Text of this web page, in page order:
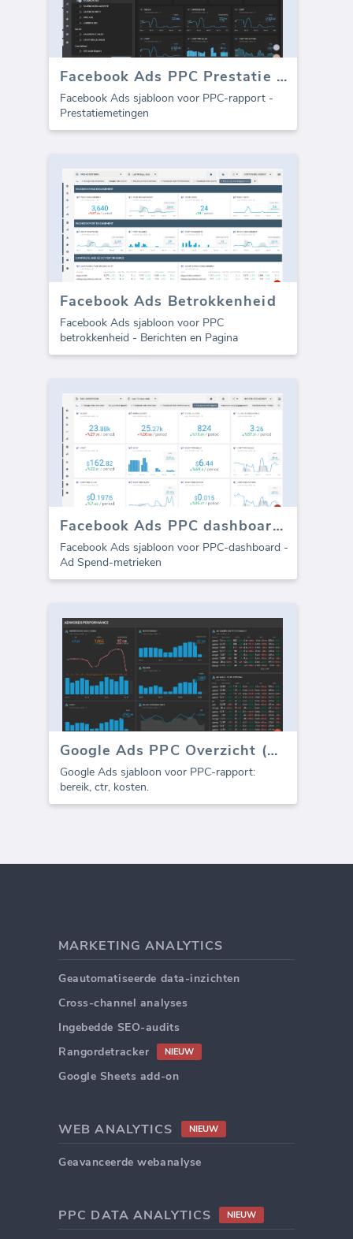
Facebook Ads PPC Prestatie sjabloon (Rapport)
Facebook Ads sjabloon voor PPC-rapport -
Prestatiemetingen
Facebook Ads Betrokkenheid
Facebook Ads sjabloon voor PPC
betrokkenheid - Berichten en Pagina
Facebook Ads PPC dashboard - Ad Spend
Facebook Ads sjabloon voor PPC-dashboard -
Ad Spend-metrieken
Google Ads PPC Overzicht (Rapport)
Google Ads sjabloon voor PPC-rapport:
bereik, ctr, kosten.
MARKETING ANALYTICS
Geautomatiseerde data-inzichten
Cross-channel analyses
Ingebedde SEO-audits
Rangordetracker
NIEUW
Google Sheets add-on
WEB ANALYTICS NIEUW
Geavanceerde webanalyse
PPC DATA ANALYTICS NIEUW